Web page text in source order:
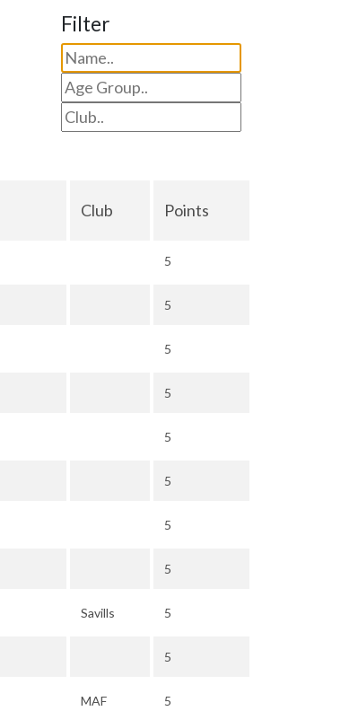
Filter
Club Points
5
5
5
5
5
5
5
5
Savills 5
5
MAF 5